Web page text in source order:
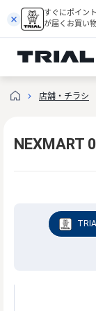
内
すぐにポイン
が届くお買い
店舗・チラシ
NEXMART